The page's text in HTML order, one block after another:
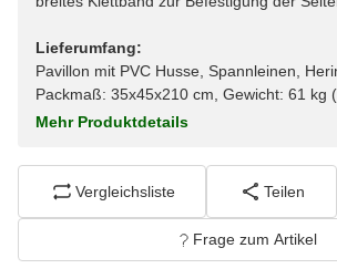
Lieferumfang:
Pavillon mit PVC Husse, Spannleinen,
Packmaß: 35x45x210 cm, Gewicht: 61 kg
Mehr Produktdetails
Vergleichsliste Teilen
Frage zum Artikel